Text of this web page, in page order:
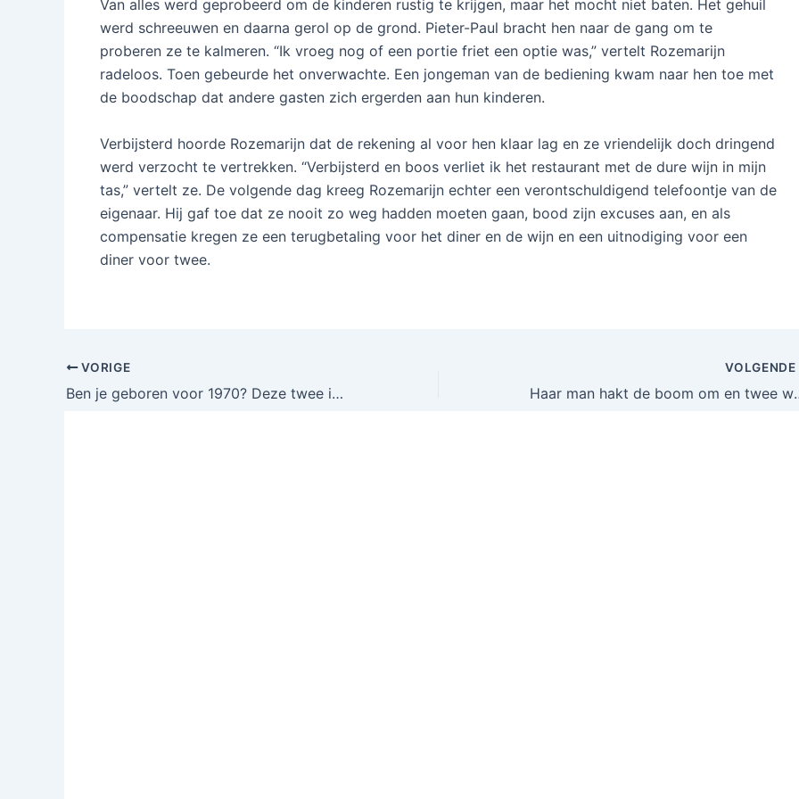
Van alles werd geprobeerd om de kinderen rustig te krijgen, maar het mocht niet baten. Het gehuil
werd schreeuwen en daarna gerol op de grond. Pieter-Paul bracht hen naar de gang om te
proberen ze te kalmeren. “Ik vroeg nog of een portie friet een optie was,” vertelt Rozemarijn
radeloos. Toen gebeurde het onverwachte. Een jongeman van de bediening kwam naar hen toe met
de boodschap dat andere gasten zich ergerden aan hun kinderen.
Verbijsterd hoorde Rozemarijn dat de rekening al voor hen klaar lag en ze vriendelijk doch dringend
werd verzocht te vertrekken. “Verbijsterd en boos verliet ik het restaurant met de dure wijn in mijn
tas,” vertelt ze. De volgende dag kreeg Rozemarijn echter een verontschuldigend telefoontje van de
eigenaar. Hij gaf toe dat ze nooit zo weg hadden moeten gaan, bood zijn excuses aan, en als
compensatie kregen ze een terugbetaling voor het diner en de wijn en een uitnodiging voor een
diner voor twee.
VORIGE
Ben je geboren voor 1970? Deze twee iconische figuren ken je zeker!
VOLGENDE
Haar man hakt de boom